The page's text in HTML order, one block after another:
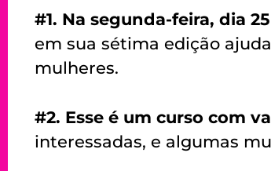
#1. Na segunda-feira, dia
em sua sétima edição
mulheres.
#2. Esse é um curso com
interessadas, e algumas